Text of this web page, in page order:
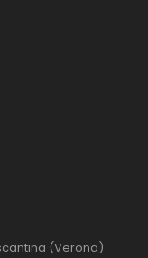
(Verona)